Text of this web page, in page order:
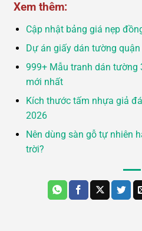
Xem thêm:
Cập nhật bảng giá nẹp
Dự án giấy dán tường
999+ Mẫu tranh dán tường
mới nhất
Kích thước tấm nhựa giả
2026
Nên dùng sàn gỗ tự nhiên
trời?